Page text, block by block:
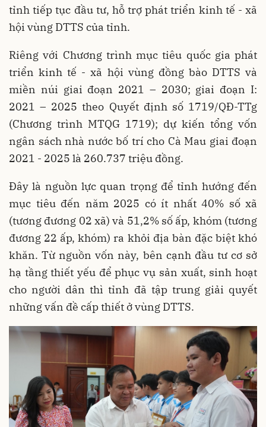
tỉnh tiếp tục đầu tư, hỗ trợ phát triển kinh tế - xã
hội vùng DTTS của tỉnh.
Riêng với Chương trình mục tiêu quốc gia phát
triển kinh tế - xã hội vùng đồng bào DTTS và
miền núi giai đoạn 2021 – 2030; giai đoạn I:
2021 – 2025 theo Quyết định số 1719/QĐ-TTg
(Chương trình MTQG 1719); dự kiến tổng vốn
ngân sách nhà nước bố trí cho Cà Mau giai đoạn
2021 - 2025 là 260.737 triệu đồng.
Đây là nguồn lực quan trọng để tỉnh hướng đến
mục tiêu đến năm 2025 có ít nhất 40% số xã
(tương đương 02 xã) và 51,2% số ấp, khóm (tương
đương 22 ấp, khóm) ra khỏi địa bàn đặc biệt khó
khăn. Từ nguồn vốn này, bên cạnh đầu tư cơ sở
hạ tầng thiết yếu để phục vụ sản xuất, sinh hoạt
cho người dân thì tỉnh đã tập trung giải quyết
những vấn đề cấp thiết ở vùng DTTS.